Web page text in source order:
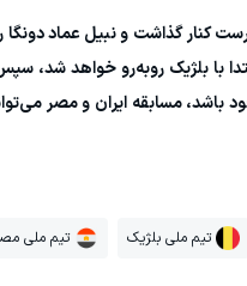
کنار گذاشت و نبیل عماد
با بلژیک روبه‌رو خواهد شد،
تیم ملی بلژیک تیم ملی